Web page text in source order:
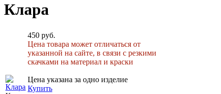
Клара
450 руб.
Цена товара может отличаться от
указанной на сайте, в связи с резкими
скачками на материал и краски
Цена указана за одно изделие
Купить